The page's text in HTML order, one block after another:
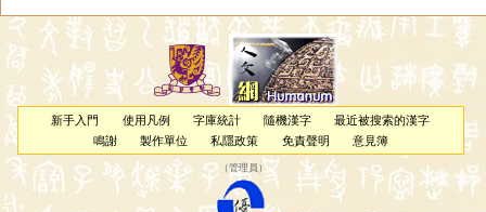
新手入門 使用凡例 字庫統計 隨機漢字
最近被搜索的漢字
鳴謝
製作單位 私隱政策 免責聲明 意見簿
（管理員 ）